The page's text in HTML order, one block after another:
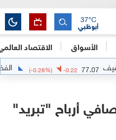
الأسواق الاقتصاد
أبوظبي
37°C
-0.22
( -0.28%) الفضة
صافي أرباح "تبريد"